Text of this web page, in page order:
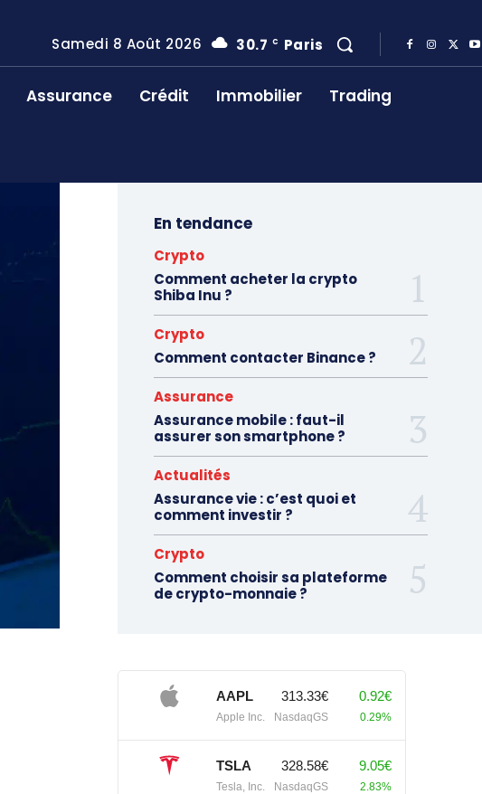
Samedi 8 Août 2026 30.7 C Paris
Assurance Crédit Immobilier Trading
En tendance
Crypto
Comment acheter la crypto
Shiba Inu ?
Crypto
Comment contacter Binance ?
Assurance
Assurance mobile : faut-il
assurer son smartphone ?
Actualités
Assurance vie : c’est quoi et
comment investir ?
Crypto
Comment choisir sa plateforme
de crypto-monnaie ?
AAPL
Apple Inc.
313.33€
NasdaqGS
0.92€
0.29%
TSLA
Tesla, Inc.
328.58€
NasdaqGS
9.05€
2.83%